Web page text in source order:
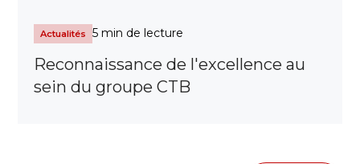
Actualités 5 min de lecture
Reconnaissance de l'excellence au
sein du groupe CTB